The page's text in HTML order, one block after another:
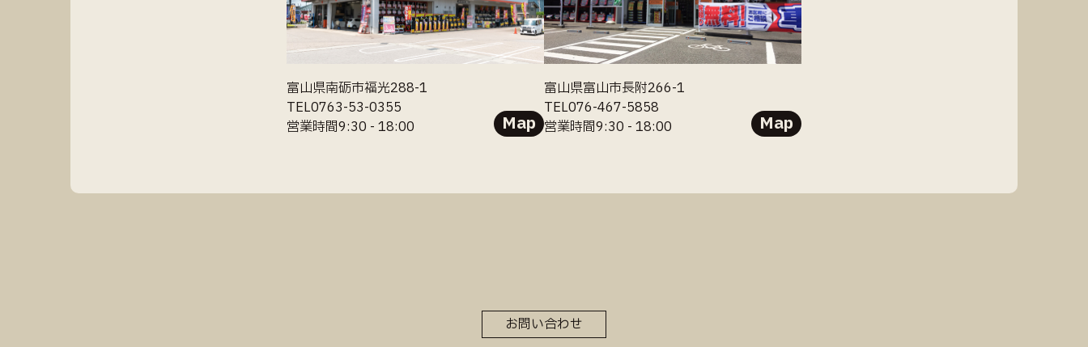
富山県南砺市福光288-1
TEL0763-53-0355
営業時間9:30 - 18:00
Map
富山県富山市長附266-1
TEL076-467-5858
営業時間9:30 - 18:00
Map
お問い合わせ